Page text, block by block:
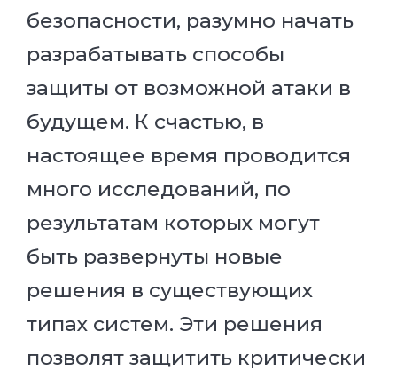
безопасности, разумно начать
разрабатывать способы
защиты от возможной атаки в
будущем. К счастью, в
настоящее время проводится
много исследований, по
результатам которых могут
быть развернуты новые
решения в существующих
типах систем. Эти решения
позволят защитить критически